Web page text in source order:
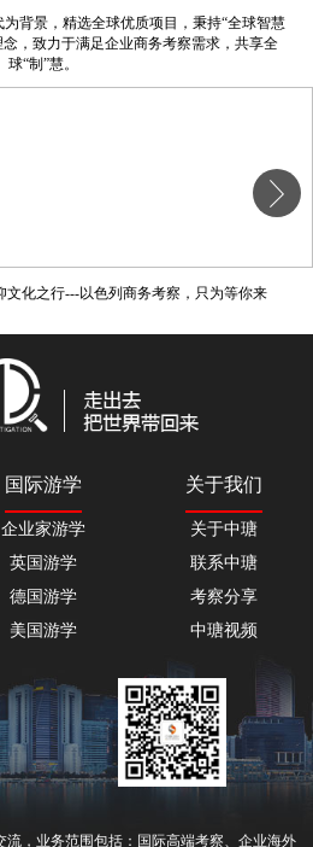
背景，精选全球优质项目，秉持“全球智慧
，致力于满足企业商务考察需求，共享全
球“制”慧。
文化之行---以色列商务考察，只为等你来
国际游学
企业家游学
英国游学
德国游学
美国游学
关于我们
关于中瑭
联系中瑭
考察分享
中瑭视频
流，业务范围包括：国际高端考察、 企业海外